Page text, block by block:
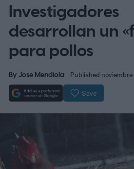
Investigadores
desarrollan un
para pollos
ByJose Mendiola Published noviembre
Save